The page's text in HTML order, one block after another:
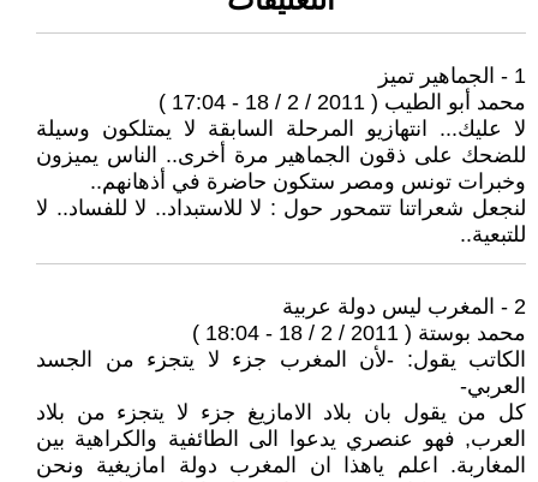
1 - الجماهير تميز
محمد أبو الطيب ( 2011 / 2 / 18 - 17:04 )
لا عليك... انتهازيو المرحلة السابقة لا يمتلكون وسيلة
للضحك على ذقون الجماهير مرة أخرى.. الناس يميزون
وخبرات تونس ومصر ستكون حاضرة في أذهانهم..
لنجعل شعراتنا تتمحور حول : لا للاستبداد.. لا للفساد.. لا
للتبعية..
2 - المغرب ليس دولة عربية
محمد بوستة ( 2011 / 2 / 18 - 18:04 )
الكاتب يقول: -لأن المغرب جزء لا يتجزء من الجسد
العربي-
كل من يقول بان بلاد الامازيغ جزء لا يتجزء من بلاد
العرب, فهو عنصري يدعوا الى الطائفية والكراهية بين
المغاربة. اعلم ياهذا ان المغرب دولة امازيغية ونحن